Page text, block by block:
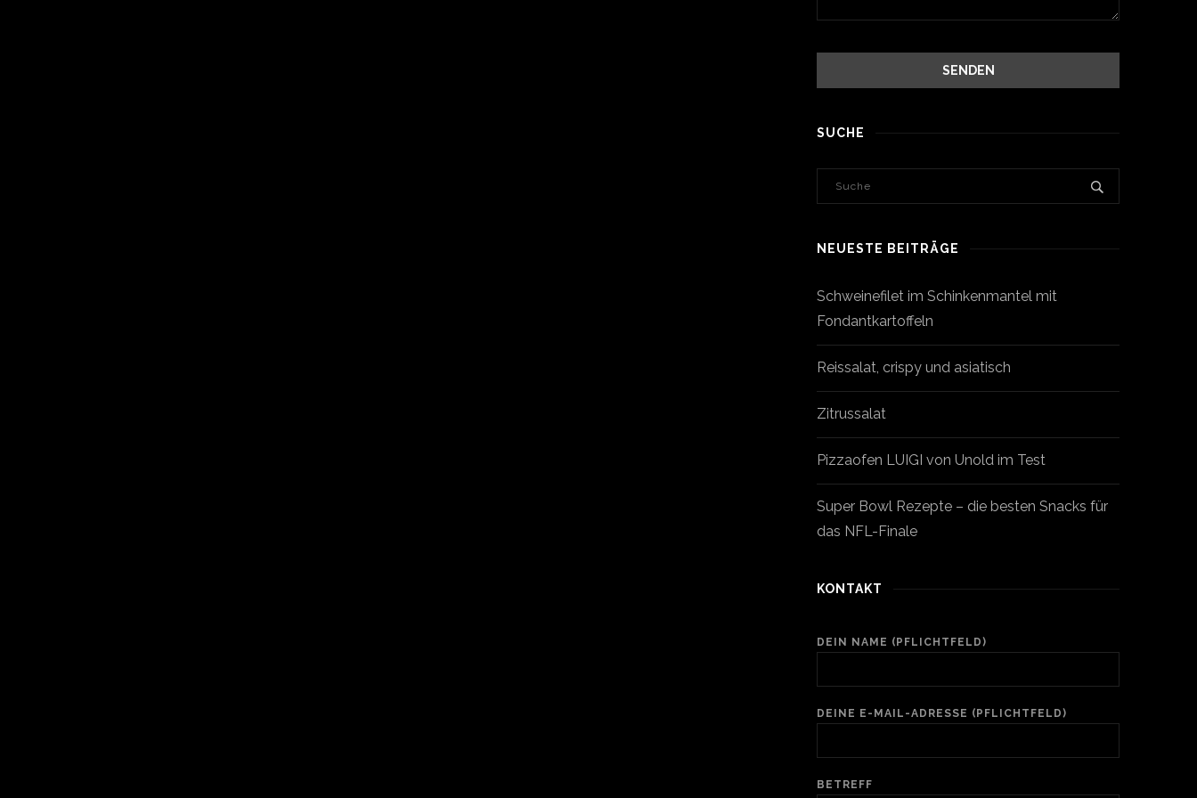
SUCHE
NEUESTE BEITRÄGE
Schweinefilet im Schinkenmantel mit
Fondantkartoffeln
Reissalat, crispy und asiatisch
Zitrussalat
Pizzaofen LUIGI von Unold im Test
Super Bowl Rezepte – die besten Snacks für
das NFL-Finale
KONTAKT
DEIN NAME (PFLICHTFELD)
DEINE E-MAIL-ADRESSE (PFLICHTFELD)
BETREFF